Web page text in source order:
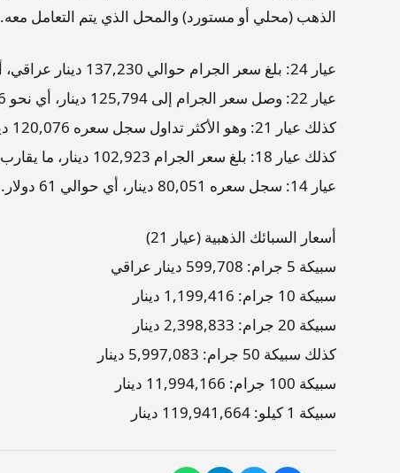
الذهب (محلي أو مستورد) والمحل الذي يتم التعامل معه.
عيار 24: بلغ سعر الجرام حوالي 137,230 دينار عراقي، أي ما يعادل 105 دولارات أمريكية.
عيار 22: وصل سعر الجرام إلى 125,794 دينار، أي نحو 96 دولار.
كذلك عيار 21: وهو الأكثر تداول سجل سعره 120,076 دينار عراقي، أي ما يعادل 92 دولار.
كذلك عيار 18: بلغ سعر الجرام 102,923 دينار، ما يقارب 79 دولار.
عيار 14: سجل سعره 80,051 دينار، أي حوالي 61 دولار.
أسعار السبائك الذهبية (عيار 21)
سبيكة 5 جرام: 599,708 دينار عراقي
سبيكة 10 جرام: 1,199,416 دينار
سبيكة 20 جرام: 2,398,833 دينار
كذلك سبيكة 50 جرام: 5,997,083 دينار
سبيكة 100 جرام: 11,994,166 دينار
سبيكة 1 كيلو: 119,941,664 دينار